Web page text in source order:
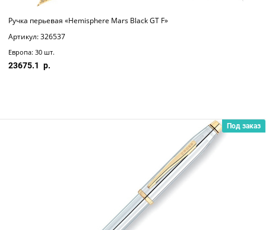
Ручка перьевая «Hemisphere Mars Black GT F»
Артикул: 326537
Европа: 30 шт.
23675.1
Под заказ